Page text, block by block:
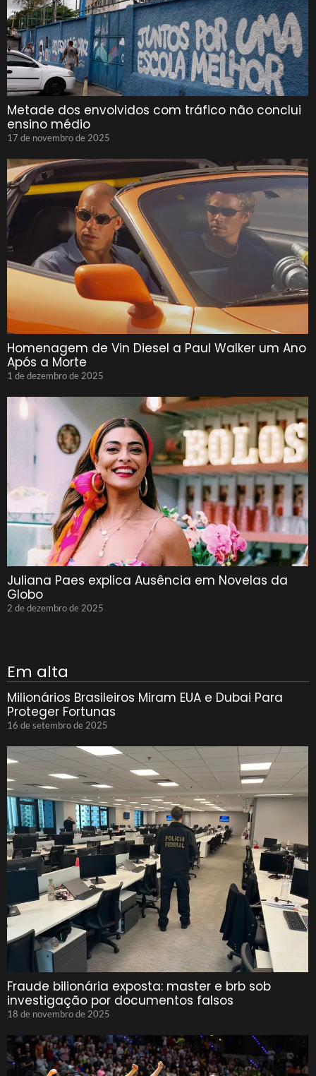
Metade dos envolvidos com tráfico não conclui
ensino médio
17 de novembro de 2025
Homenagem de Vin Diesel a Paul Walker um Ano
Após a Morte
1 de dezembro de 2025
Juliana Paes explica Ausência em Novelas da
Globo
2 de dezembro de 2025
Em alta
Milionários Brasileiros Miram EUA e Dubai Para
Proteger Fortunas
16 de setembro de 2025
Fraude bilionária exposta: master e brb sob
investigação por documentos falsos
18 de novembro de 2025